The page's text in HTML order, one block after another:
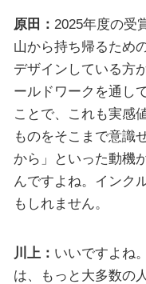
原田： 2025年度の受
山から持ち帰るため
デザインしている方
ールドワークを通し
ことで、これも実感
ものをそこまで意識
から」といった動機
んですよね。インク
もしれません。
川上： いいですよね
は、もっと大多数の